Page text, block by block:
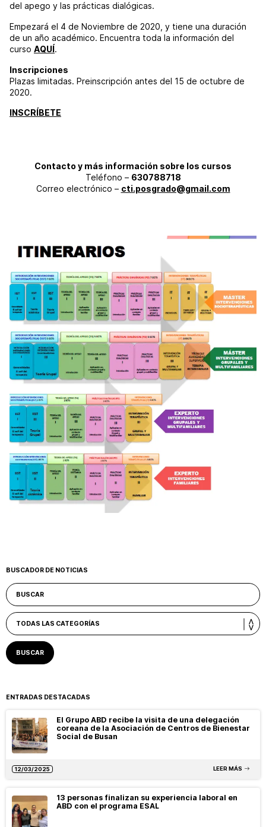
del apego y las prácticas dialógicas.
Empezará el 4 de Noviembre de 2020, y tiene una duración
de un año académico. Encuentra toda la información del
curso AQUÍ.
Inscripciones
Plazas limitadas. Preinscripción antes del 15 de octubre de
2020.
INSCRÍBETE
Contacto y más información sobre los cursos
Teléfono – 630788718
Correo electrónico – cti.posgrado@gmail.com
BUSCADOR DE NOTICIAS
ENTRADAS DESTACADAS
El Grupo ABD recibe la visita de una delegación
coreana de la Asociación de Centros de Bienestar
Social de Busan
12/03/2025 LEER MÁS
13 personas finalizan su experiencia laboral en
ABD con el programa ESAL